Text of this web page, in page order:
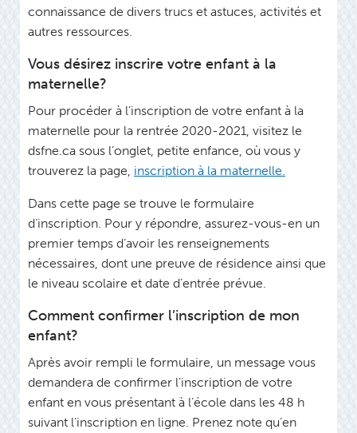
connaissance de divers trucs et astuces, activités et
autres ressources.
Vous désirez inscrire votre enfant à la
maternelle?
Pour procéder à l’inscription de votre enfant à la
maternelle pour la rentrée 2020-2021, visitez le
dsfne.ca sous l’onglet, petite enfance, où vous y
trouverez la page, inscription à la maternelle.
Dans cette page se trouve le formulaire
d’inscription. Pour y répondre, assurez-vous-en un
premier temps d’avoir les renseignements
nécessaires, dont une preuve de résidence ainsi que
le niveau scolaire et date d’entrée prévue.
Comment confirmer l’inscription de mon
enfant?
Après avoir rempli le formulaire, un message vous
demandera de confirmer l’inscription de votre
enfant en vous présentant à l’école dans les 48 h
suivant l’inscription en ligne. Prenez note qu’en